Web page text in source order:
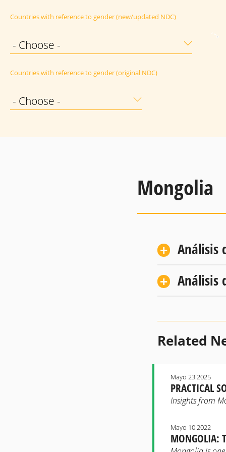
Countries with reference to gender (new/updated NDC)
- Choose -
Countries with reference to gender (original NDC)
- Choose -
Mongolia
Análisis
Análisis
Related
PRACTICAL
Mayo 23 2025
Insights from
MONGOLIA:
Mayo 10 2022